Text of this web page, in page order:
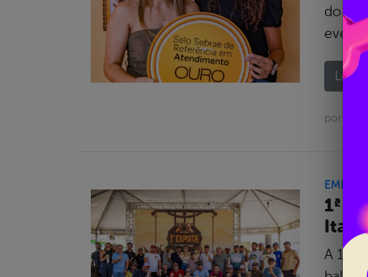
do
Leia
por
1ª
A 1ª